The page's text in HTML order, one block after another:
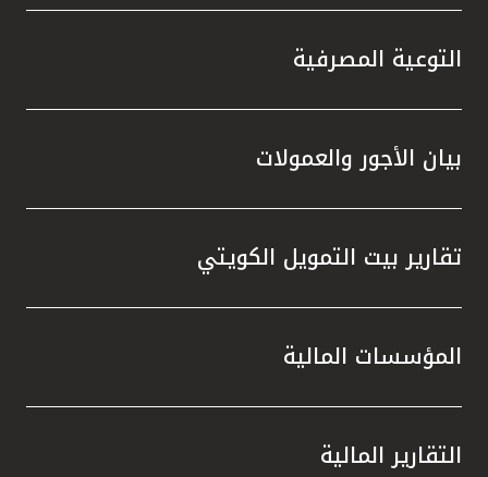
التوعية المصرفية
بيان الأجور والعمولات
تقارير بيت التمويل الكويتي
المؤسسات المالية
التقارير المالية